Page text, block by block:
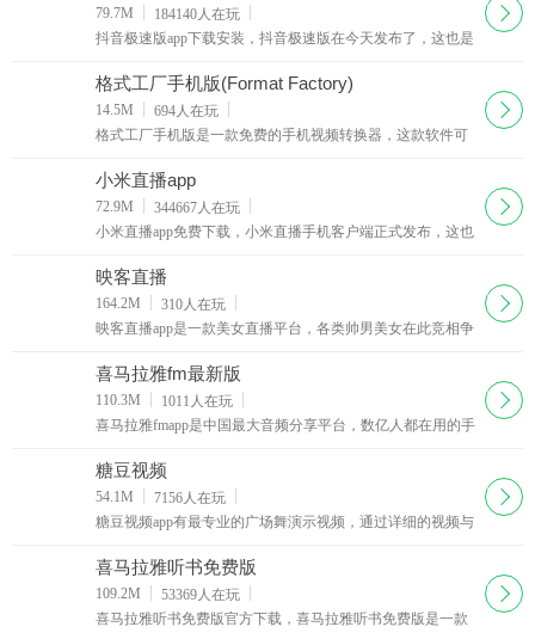
79.7M 184140人在玩
抖音极速版app下载安装，抖音极速版在今天发布了，这也是
包，看的越多赚的越多。邀请好友也能赚红包
下载
格式工厂手机版(Format Factory)
14.5M 694人在玩
格式工厂手机版是一款免费的手机视频转换器，这款软件可
面上大部分的视频文件格式，包括MP4，FLV，AVI，
MKV，MP3，FLAC，WMA，OGG等。格式工厂手机版还
支持设置输出视频的尺寸、码率、长宽比等参数
下载
小米直播app
72.9M 344667人在玩
小米直播app免费下载，小米直播手机客户端正式发布，这也
小米直播就是之前的黑金直播升级改版了。
下载
映客直播
164.2M 310人在玩
映客直播app是一款美女直播平台，各类帅男美女在此竞相争
免费，全天二十四小时从不间断，让你与偶像面对面接触。
下载
喜马拉雅fm最新版
110.3M 1011 人在玩
喜马拉雅fmapp是中国最大音频分享平台，数亿人都在用的手
段子笑话、英语、儿歌儿童故事，就用喜马拉雅！
下载
糖豆视频
54.1M 7156人在玩
糖豆视频app有最专业的广场舞演示视频，通过详细的视频与
学会更多的广场舞跳法，让你的生活更加丰富多彩
下载
喜马拉雅听书免费版
109.2M 53369人在玩
喜马拉雅听书免费版官方下载，喜马拉雅听书免费版是一款
下载